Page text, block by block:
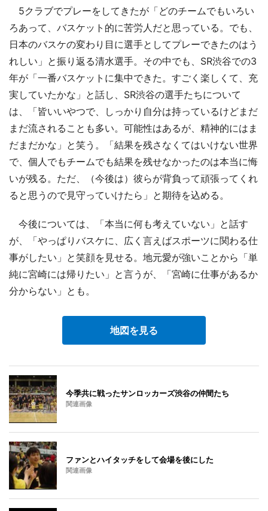
5クラブでプレーをしてきたが「どのチームでもいろい
ろあって、バスケット的に苦労人だと思っている。でも、
日本のバスケの変わり目に選手としてプレーできたのはう
れしい」と振り返る清水選手。その中でも、SR渋谷での3
年が「一番バスケットに集中できた。すごく楽しくて、充
実していたかな」と話し、SR渋谷の選手たちについて
は、「皆いいやつで、しっかり自分は持っているけどまだ
まだ流されることも多い。可能性はあるが、精神的にはま
だまだかな」と笑う。「結果を残さなくてはいけない世界
で、個人でもチームでも結果を残せなかったのは本当に悔
いが残る。ただ、（今後は）彼らが背負って頑張ってくれ
ると思うので見守っていけたら」と期待を込める。
今後については、「本当に何も考えていない」と話す
が、「やっぱりバスケに、広く言えばスポーツに関わる仕
事がしたい」と笑顔を見せる。地元愛が強いことから「単
純に宮崎には帰りたい」と言うが、「宮崎に仕事があるか
分からない」とも。
地図を見る
今季共に戦ったサンロッカーズ渋谷の仲間たち
関連画像
ファンとハイタッチをして会場を後にした
関連画像